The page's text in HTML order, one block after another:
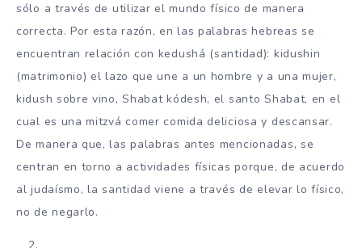
sólo a través de utilizar el mundo físico de manera
correcta. Por esta razón, en las palabras hebreas se
encuentran relación con kedushá (santidad): kidushin
(matrimonio) el lazo que une a un hombre y a una mujer,
kidush sobre vino, Shabat kódesh, el santo Shabat, en el
cual es una mitzvá comer comida deliciosa y descansar.
De manera que, las palabras antes mencionadas, se
centran en torno a actividades físicas porque, de acuerdo
al judaísmo, la santidad viene a través de elevar lo físico,
no de negarlo.